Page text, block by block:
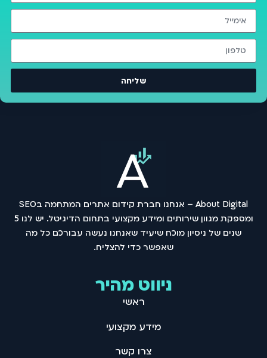
שליחה
About Digital – אנחנו חברת קידום אתרים המתחמה בSEO
ומספקת מגוון שירותים ומידע מקצועי בתחום הדיגיטל. יש לנו 5
שנים של ניסיון מוכח שיעיד שאנחנו נעשה עבורכם כל מה
שאפשר כדי להצליח .
ניווט מהיר
ראשי
מידע מקצועי
צרו קשר